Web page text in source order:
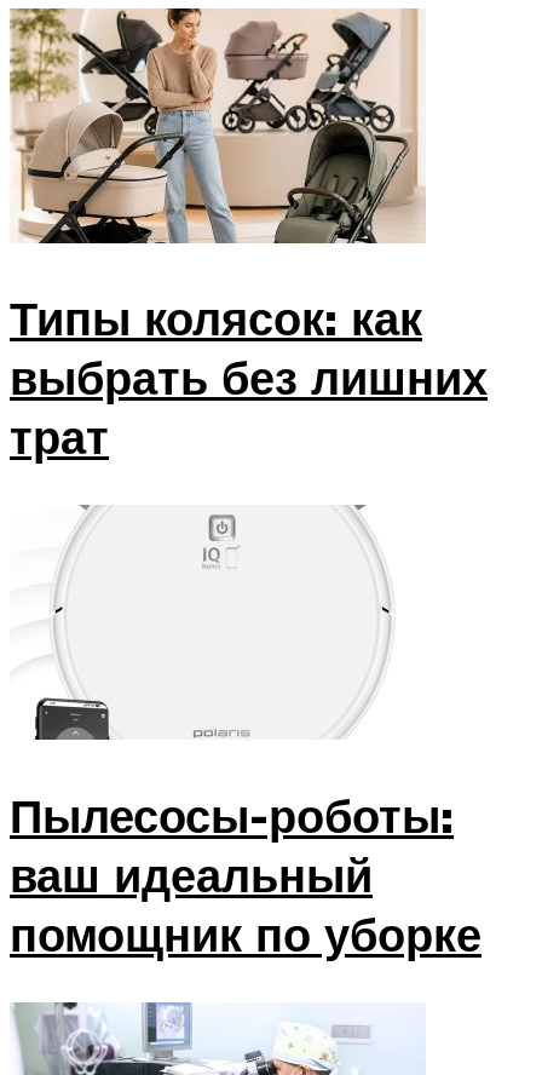
Типы колясок: как
выбрать без лишних
трат
Пылесосы-роботы:
ваш идеальный
помощник по уборке